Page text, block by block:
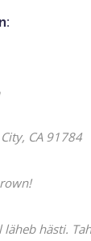
City, CA 91784
läheb hästi.